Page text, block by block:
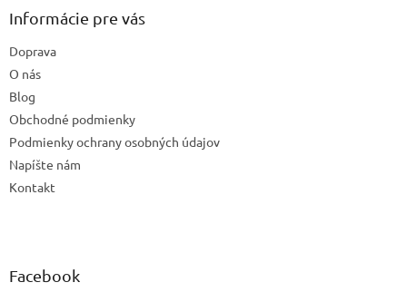
Informácie pre vás
Doprava
O nás
Blog
Obchodné podmienky
Podmienky ochrany osobných údajov
Napíšte nám
Kontakt
Facebook